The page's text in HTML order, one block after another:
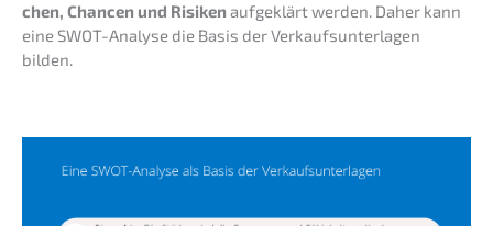
chen, Chancen und Risiken aufge­klärt werden. Daher kann
eine SWOT-Analy­se die Basis der Verkaufs­un­ter­la­gen
bilden.